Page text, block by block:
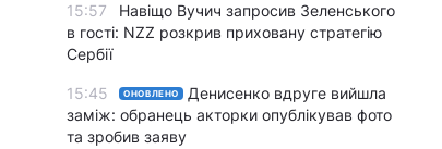
15:57
Навіщо Вучич запросив Зеленського
в гості: NZZ розкрив приховану стратегію
Сербії
15:45 ОНОВЛЕНО
Денисенко вдруге вийшла
заміж: обранець акторки опублікував фото
та зробив заяву